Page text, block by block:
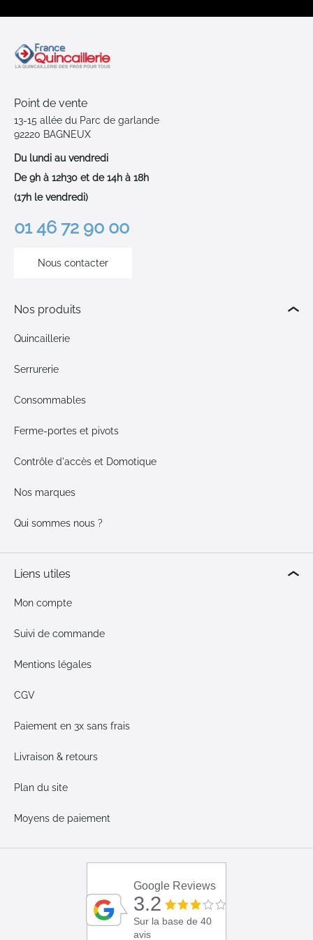
Point de vente
13-15 allée du Parc de garlande
92220 BAGNEUX
Du lundi au vendredi
De 9h à 12h30 et de 14h à 18h
(17h le vendredi)
01 46 72 90 00
Nous contacter
Nos produits
Quincaillerie
Serrurerie
Consommables
Ferme-portes et pivots
Contrôle d'accès et Domotique
Nos marques
Qui sommes nous ?
Liens utiles
Mon compte
Suivi de commande
Mentions légales
CGV
Paiement en 3x sans frais
Livraison & retours
Plan du site
Moyens de paiement
Google Reviews
3.2
Sur la base de 40
avis